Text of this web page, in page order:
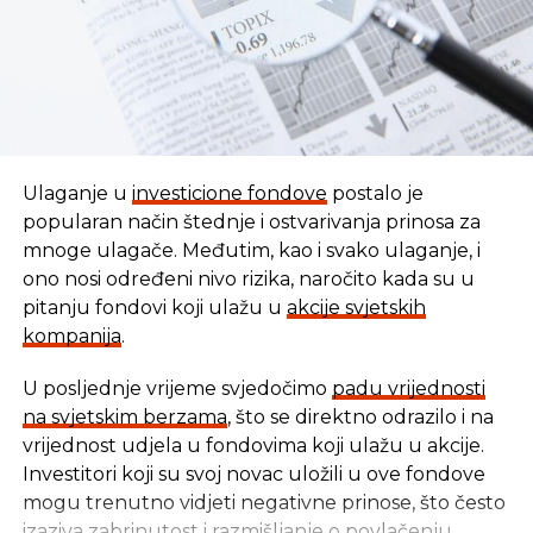
U vremenu kada tradicionalni oblici štednje nude
sve skromnije prinose, ovaj Fond se nameće kao
moderna alternativa svima koji žele da njihov novac
radi za njih, i da pritom podrže razvoj domaće
privrede.
Ulaganje u investicione fondove postalo je
popularan način štednje i ostvarivanja prinosa za
mnoge ulagače. Međutim, kao i svako ulaganje, i
ono nosi određeni nivo rizika, naročito kada su u
pitanju fondovi koji ulažu u akcije svjetskih
kompanija.
U posljednje vrijeme svjedočimo padu vrijednosti
na svjetskim berzama, što se direktno odrazilo i na
vrijednost udjela u fondovima koji ulažu u akcije.
Investitori koji su svoj novac uložili u ove fondove
mogu trenutno vidjeti negativne prinose, što često